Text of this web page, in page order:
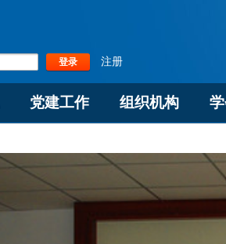
党建工作 组织机构
登录 注册